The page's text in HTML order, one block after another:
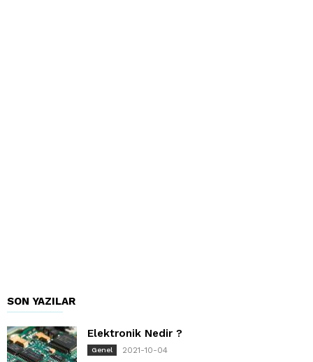
SON YAZILAR
Elektronik Nedir ?
Genel 2021-10-04